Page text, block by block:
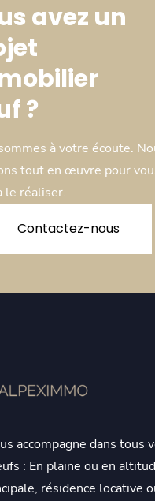
avez un
?
à votre écoute.
tout en œuvre pour
le réaliser.
Contactez-nous
accompagne dans tous
: En plaine ou en
résidence locative